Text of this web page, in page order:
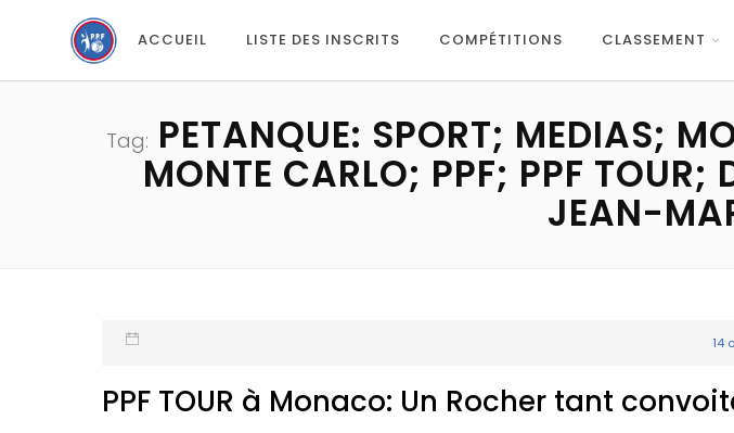
ACCUEIL LISTE DES INSCRITS COMPÉTITIONS CLASSEMENT
Tag: PETANQUE: SPORT; MEDIAS;
MONTE CARLO; PPF; PPF TOUR;
JEAN-
14
PPF TOUR à Monaco: Un Rocher tant